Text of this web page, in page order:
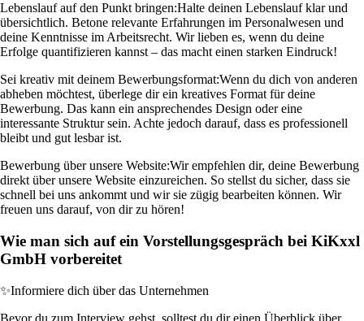
Lebenslauf auf den Punkt bringen:Halte deinen Lebenslauf klar und
übersichtlich. Betone relevante Erfahrungen im Personalwesen und
deine Kenntnisse im Arbeitsrecht. Wir lieben es, wenn du deine
Erfolge quantifizieren kannst – das macht einen starken Eindruck!
Sei kreativ mit deinem Bewerbungsformat:Wenn du dich von anderen
abheben möchtest, überlege dir ein kreatives Format für deine
Bewerbung. Das kann ein ansprechendes Design oder eine
interessante Struktur sein. Achte jedoch darauf, dass es professionell
bleibt und gut lesbar ist.
Bewerbung über unsere Website:Wir empfehlen dir, deine Bewerbung
direkt über unsere Website einzureichen. So stellst du sicher, dass sie
schnell bei uns ankommt und wir sie zügig bearbeiten können. Wir
freuen uns darauf, von dir zu hören!
Wie man sich auf ein Vorstellungsgespräch bei KiKxxl
GmbH vorbereitet
✨Informiere dich über das Unternehmen
Bevor du zum Interview gehst, solltest du dir einen Überblick über